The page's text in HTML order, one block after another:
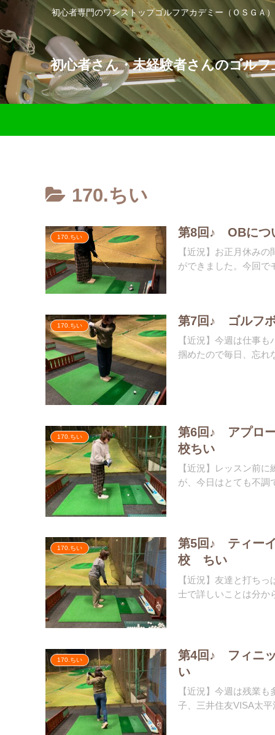
初心者専門のワンストップゴルフアカデミー（ＯＳＧＡ
初心者さん・未経験者さんのゴル
170.ちい
170.ちい 第8回♪ OBにつ
【近況】お正月休み
ができました。今回で
170.ちい 第7回♪ ゴルフ
【近況】今週は仕事
掴めたので毎日、忘れ
170.ちい
第6回♪ アプロ
校ちい
【近況】レッスン前
が、今日はとても不調
170.ちい
第5回♪ ティー
校 ちい
【近況】友達と打ち
士で詳しいことは分か
170.ちい
第4回♪ フィニ
い
【近況】今週は残業
子、三井住友VISA太